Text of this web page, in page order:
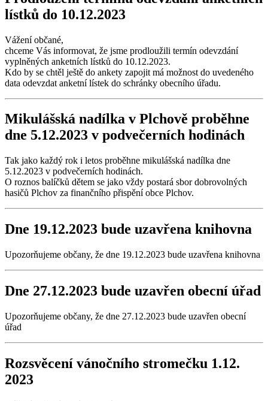
lístků do 10.12.2023
Vážení občané,
chceme Vás informovat, že jsme prodloužili termín odevzdání
vyplněných anketních lístků do 10.12.2023.
Kdo by se chtěl ještě do ankety zapojit má možnost do uvedeného
data odevzdat anketní lístek do schránky obecního úřadu.
Mikulášská nadílka v Plchově proběhne
dne 5.12.2023 v podvečerních hodinách
Tak jako každý rok i letos proběhne mikulášská nadílka dne
5.12.2023 v podvečerních hodinách.
O roznos balíčků dětem se jako vždy postará sbor dobrovolných
hasičů Plchov za finančního přispění obce Plchov.
Dne 19.12.2023 bude uzavřena knihovna
Upozorňujeme občany, že dne 19.12.2023 bude uzavřena knihovna
Dne 27.12.2023 bude uzavřen obecní úřad
Upozorňujeme občany, že dne 27.12.2023 bude uzavřen obecní
úřad
Rozsvěcení vánočního stromečku 1.12.
2023